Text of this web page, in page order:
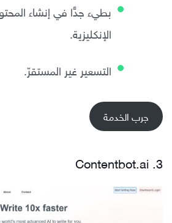
بطيء جدًّا في إنشاء
الإنكليزية.
التسعير غير المستقرّ.
جرب الخدمة
3. Contentbot.ai